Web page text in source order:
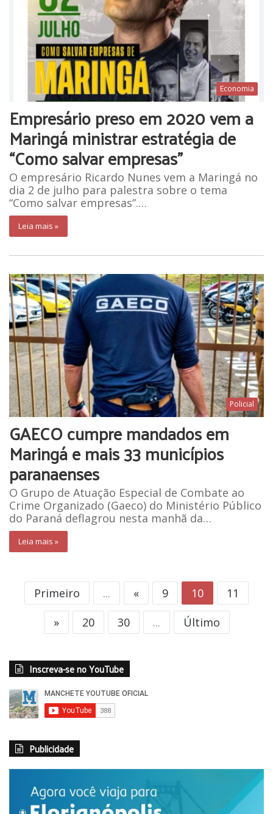
Economia
Empresário preso em 2020 vem a
Maringá ministrar estratégia de
“Como salvar empresas”
O empresário Ricardo Nunes vem a Maringá no
dia 2 de julho para palestra sobre o tema
“Como salvar empresas”.…
Leia mais »
Policial
GAECO cumpre mandados em
Maringá e mais 33 municípios
paranaenses
O Grupo de Atuação Especial de Combate ao
Crime Organizado (Gaeco) do Ministério Público
do Paraná deflagrou nesta manhã da…
Leia mais »
Primeiro ... « 9 10
11
»
20 30 ... Último
Inscreva-se no YouTube
Publicidade